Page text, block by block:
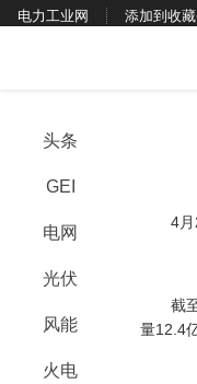
电力工业网 添加到收
头条
GEI
电网
光伏
风能
火电
4月23
截至3
量12.4